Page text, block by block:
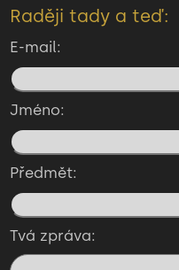
Raději tady a teď:
E-mail:
Jméno:
Předmět:
Tvá zpráva: